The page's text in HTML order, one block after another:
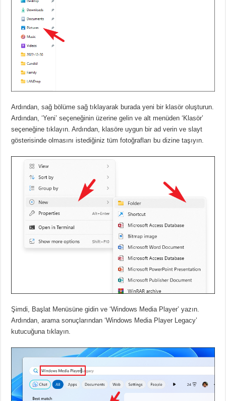
Ardından, sağ bölüme sağ tıklayarak burada yeni bir klasör oluşturun.
Ardından, ‘Yeni’ seçeneğinin üzerine gelin ve alt menüden ‘Klasör’
seçeneğine tıklayın.Ardından, klasöre uygun bir ad verin ve slayt
gösterisinde olmasını istediğiniz tüm fotoğrafları bu dizine taşıyın.
Şimdi, Başlat Menüsüne gidin ve ‘Windows Media Player’ yazın.
Ardından, arama sonuçlarından ‘Windows Media Player Legacy’
kutucuğuna tıklayın.